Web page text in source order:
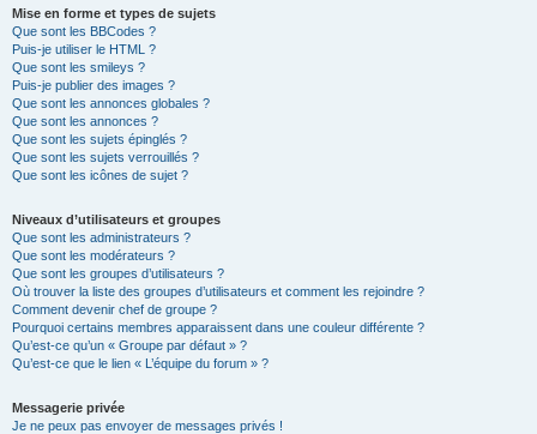
Mise en forme et types de sujets
Que sont les BBCodes ?
Puis-je utiliser le HTML ?
Que sont les smileys ?
Puis-je publier des images ?
Que sont les annonces globales ?
Que sont les annonces ?
Que sont les sujets épinglés ?
Que sont les sujets verrouillés ?
Que sont les icônes de sujet ?
Niveaux d’utilisateurs et groupes
Que sont les administrateurs ?
Que sont les modérateurs ?
Que sont les groupes d’utilisateurs ?
Où trouver la liste des groupes d’utilisateurs et comment les rejoindre ?
Comment devenir chef de groupe ?
Pourquoi certains membres apparaissent dans une couleur différente ?
Qu’est-ce qu’un « Groupe par défaut » ?
Qu’est-ce que le lien « L’équipe du forum » ?
Messagerie privée
Je ne peux pas envoyer de messages privés !